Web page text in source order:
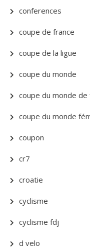
conferences
coupe de france
coupe de la ligue
coupe du monde
coupe du monde de
coupe du monde
coupon
cr7
croatie
cyclisme
cyclisme fdj
d velo